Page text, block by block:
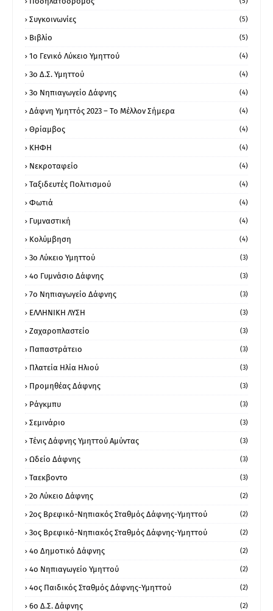
Συγκοινωνίες (5)
Βιβλίο (5)
1ο Γενικό Λύκειο Υμηττού (4)
3ο Δ.Σ. Υμηττού (4)
3ο Νηπιαγωγείο Δάφνης (4)
Δάφνη Υμηττός 2023 – Το Μέλλον Σήμερα (4)
Θρίαμβος (4)
ΚΗΦΗ (4)
Νεκροταφείο (4)
Ταξιδευτές Πολιτισμού (4)
Φωτιά (4)
Γυμναστική (4)
Κολύμβηση (4)
3ο Λύκειο Υμηττού (3)
4ο Γυμνάσιο Δάφνης (3)
7ο Νηπιαγωγείο Δάφνης (3)
ΕΛΛΗΝΙΚΗ ΛΥΣΗ (3)
Ζαχαροπλαστείο (3)
Παπαστράτειο (3)
Πλατεία Ηλία Ηλιού (3)
Προμηθέας Δάφνης (3)
Ράγκμπυ (3)
Σεμινάριο (3)
Τένις Δάφνης Υμηττού Αμύντας (3)
Ωδείο Δάφνης (3)
Ταεκβοντο (3)
2ο Λύκειο Δάφνης (2)
2ος Βρεφικό-Νηπιακός Σταθμός Δάφνης-Υμηττού (2)
3ος Βρεφικό-Νηπιακός Σταθμός Δάφνης-Υμηττού (2)
4ο Δημοτικό Δάφνης (2)
4ο Νηπιαγωγείο Υμηττού (2)
4ος Παιδικός Σταθμός Δάφνης-Υμηττού (2)
6ο Δ.Σ. Δάφνης (2)